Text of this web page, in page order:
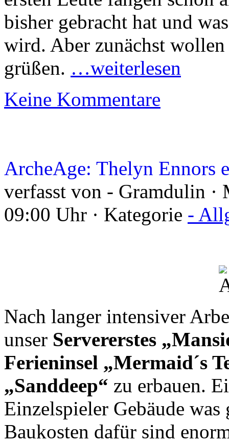
bisher gebracht hat und
wird. Aber zunächst
grüßen. …weiterlesen
Keine Kommentare
ArcheAge: Thelyn Ennors
verfasst von - Gramdulin ·
09:00 Uhr · Kategorie -
Nach langer intensiver
unser Servererstes
Ferieninsel „Mermaid´s
„Sanddeep“ zu erbauen.
Einzelspieler Gebäude
Baukosten dafür sind